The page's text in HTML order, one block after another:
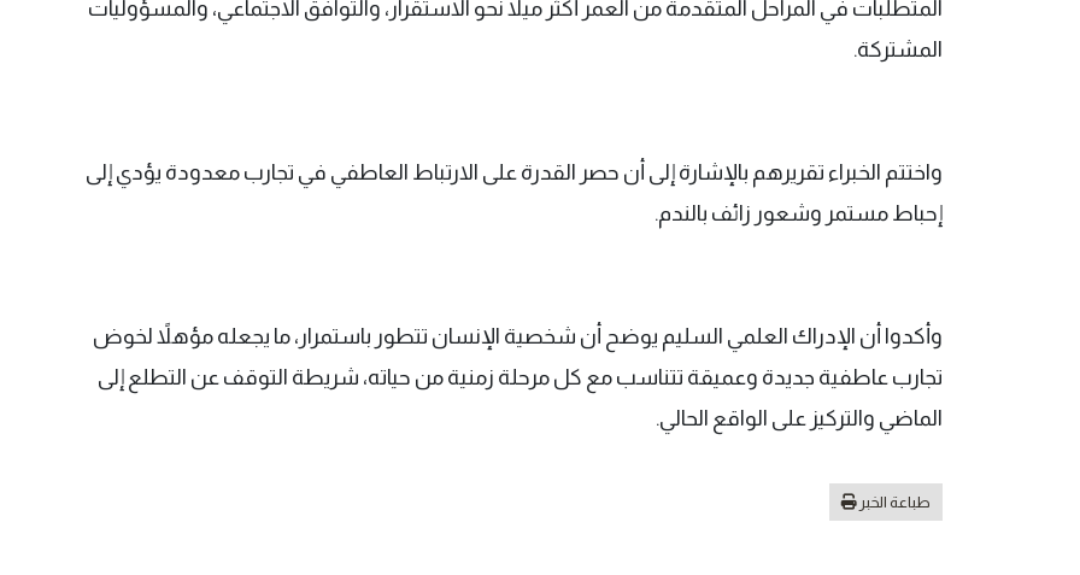
المتطلبات في المراحل المتقدمة من العمر أكثر ميلاً نحو الاستقرار، والتوافق الاجتماعي، والمسؤوليات
المشتركة.
واختتم الخبراء تقريرهم بالإشارة إلى أن حصر القدرة على الارتباط العاطفي في تجارب معدودة يؤدي إلى
إحباط مستمر وشعور زائف بالندم.
وأكدوا أن الإدراك العلمي السليم يوضح أن شخصية الإنسان تتطور باستمرار، ما يجعله مؤهلاً لخوض
تجارب عاطفية جديدة وعميقة تتناسب مع كل مرحلة زمنية من حياته، شريطة التوقف عن التطلع إلى
الماضي والتركيز على الواقع الحالي.
طباعة الخبر